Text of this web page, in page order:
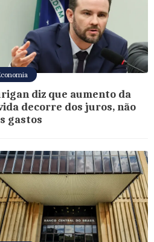
diz que aumento da
decorre dos juros, não
gastos